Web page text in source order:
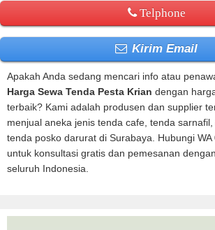
Telphone
Kirim Email
Apakah Anda sedang mencari info atau
Harga Sewa Tenda Pesta Krian dengan
terbaik? Kami adalah produsen dan supplier
menjual aneka jenis tenda cafe, tenda
tenda posko darurat di Surabaya. Hubungi WA
untuk konsultasi gratis dan pemesanan
seluruh Indonesia.